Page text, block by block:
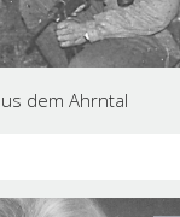
dem Ahrntal